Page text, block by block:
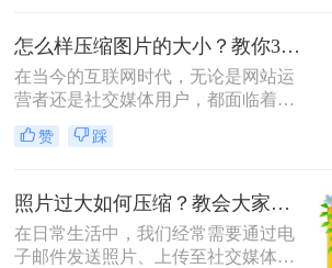
缩照片大小，帮助您轻松应对这些需
求。
怎么样压缩图片的大小？教你3种实用方法！
在当今的互联网时代，无论是网站运
营者还是社交媒体用户，都面临着一
个共同的问题——怎么样压缩图片的
大小。较大的图片文件不仅会占用更
间延长，影响用户体验。本文将介绍
三种压缩图片大小的方法。
赞 踩
照片过大如何压缩？教会大家这4种压缩方法！
在日常生活中，我们经常需要通过电
子邮件发送照片、上传至社交媒体或